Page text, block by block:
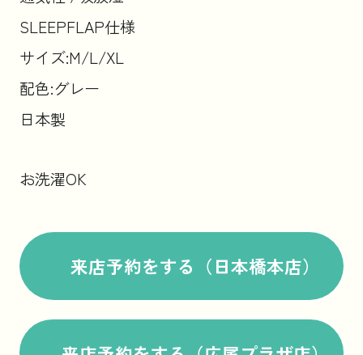
SLEEPFLAP仕様
サイズ:M/L/XL
配色:グレー
日本製
お洗濯OK
来店予約をする（日本橋本店）